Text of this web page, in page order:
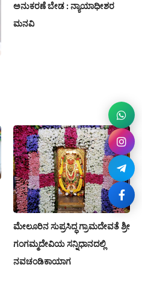
ಅನುಕರಣೆ ಬೇಡ : ನ್ಯಾಯಾಧೀಶರ
ಮನವಿ
ಮೇಲೂರಿನ ಸುಪ್ರಸಿದ್ಧ ಗ್ರಾಮದೇವತೆ ಶ್ರೀ
ಗಂಗಮ್ಮದೇವಿಯ ಸನ್ನಿಧಾನದಲ್ಲಿ
ನವಚಂಡಿಕಾಯಾಗ